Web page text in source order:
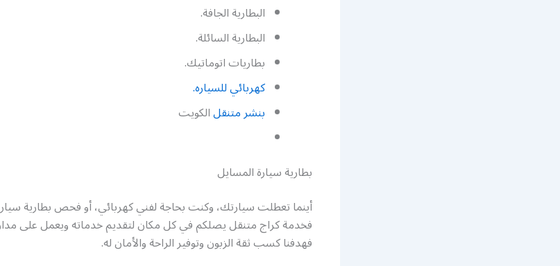
البطارية الجافة.
البطارية السائلة.
بطاريات اتوماتيك.
كهربائي للسياره.
بنشر متنقلالكويت
بطارية سيارة المسايل
أينما تعطلت سيارتك، وكنت بحاجة لفني كهربائي، أو فحص بطارية
فخدمة كراج متنقل يصلكم في كل مكان لتقديم خدماته ويعمل على مدار
فهدفنا كسب ثقة الزبون وتوفير الراحة والأمان له.